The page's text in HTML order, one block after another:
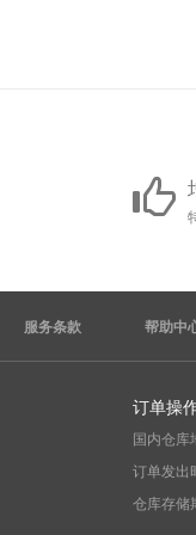
服务条款 帮助中
订单操
国内仓库
订单发出
仓库存储